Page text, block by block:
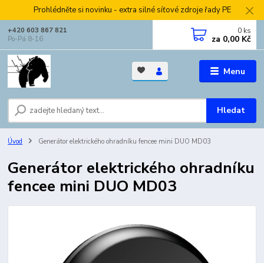
Prohlédněte si novinku - extra silné síťové zdroje řady PE
Menu
Hledat
+420 603 867 821
Po-Pá 8-16
0 ks
za 0,00 Kč
Úvod Generátor elektrického ohradníku fencee mini DUO MD03
Generátor elektrického ohradníku
fencee mini DUO MD03